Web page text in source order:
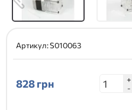
Артикул:S010063
828грн
+
-